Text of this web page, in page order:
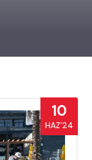
10
HAZ’24